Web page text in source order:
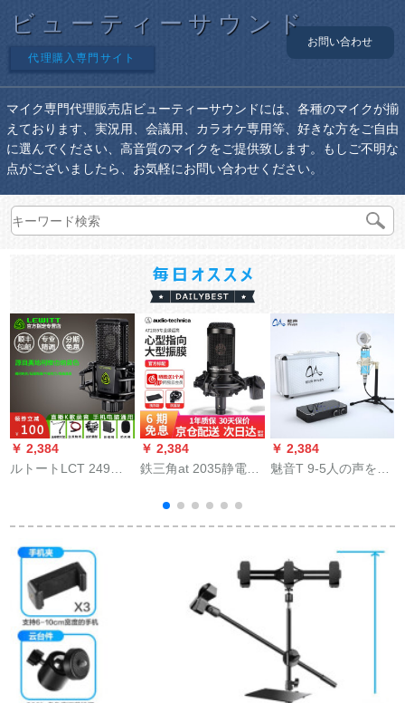
ビューティーサウンド
代理購入専門サイト
お問い合わせ
マイク専門代理販売店ビューティーサウンドには、各種のマイクが揃
えております、実況用、会議用、カラオケ専用等、好きな方をご自由
に選んでください、高音質のマイクをご提供致します。もしご不明な
点がございましたら、お気軽にお問い合わせください。
￥ 2,384
ルトートLCT 249
249 PRO単品
￥ 2,384
鉄三角at 2035静電容
ーの携帯電話で外付
けオーストリアディ
のマイクの専門設備
を録音して専門的な
全国人民の公式装備
のテストを行いま
￥ 2,384
魅音T 9-5人の声をう
Bluetooth伴奏キャプ
ターの歌を歌ってく
れます。麦生放送设
备の全セトのK歌の高
速容量のマイクコー